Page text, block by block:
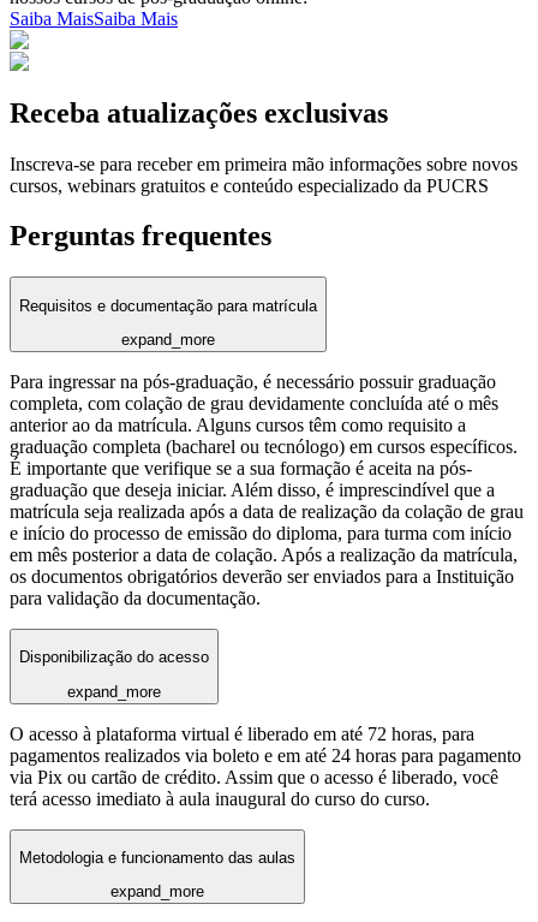
Saiba MaisSaiba Mais
Receba atualizações exclusivas
Inscreva-se para receber em primeira mão informações sobre novos
cursos, webinars gratuitos e conteúdo especializado da PUCRS
Perguntas frequentes
Requisitos e documentação para matrícula
expand_more
Para ingressar na pós-graduação, é necessário possuir graduação
completa, com colação de grau devidamente concluída até o mês
anterior ao da matrícula. Alguns cursos têm como requisito a
graduação completa (bacharel ou tecnólogo) em cursos específicos.
É importante que verifique se a sua formação é aceita na pós-
graduação que deseja iniciar. Além disso, é imprescindível que a
matrícula seja realizada após a data de realização da colação de grau
e início do processo de emissão do diploma, para turma com início
em mês posterior a data de colação. Após a realização da matrícula,
os documentos obrigatórios deverão ser enviados para a Instituição
para validação da documentação.
Disponibilização do acesso
expand_more
O acesso à plataforma virtual é liberado em até 72 horas, para
pagamentos realizados via boleto e em até 24 horas para pagamento
via Pix ou cartão de crédito. Assim que o acesso é liberado, você
terá acesso imediato à aula inaugural do curso do curso.
Metodologia e funcionamento das aulas
expand_more